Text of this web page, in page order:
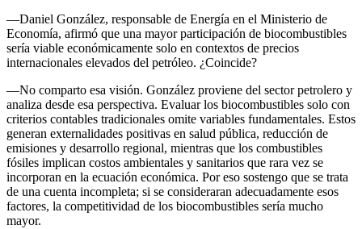
—Daniel González, responsable de Energía en el Ministerio de
Economía, afirmó que una mayor participación de biocombustibles
sería viable económicamente solo en contextos de precios
internacionales elevados del petróleo. ¿Coincide?
—No comparto esa visión. González proviene del sector petrolero y
analiza desde esa perspectiva. Evaluar los biocombustibles solo con
criterios contables tradicionales omite variables fundamentales. Estos
generan externalidades positivas en salud pública, reducción de
emisiones y desarrollo regional, mientras que los combustibles
fósiles implican costos ambientales y sanitarios que rara vez se
incorporan en la ecuación económica. Por eso sostengo que se trata
de una cuenta incompleta; si se consideraran adecuadamente esos
factores, la competitividad de los biocombustibles sería mucho
mayor.